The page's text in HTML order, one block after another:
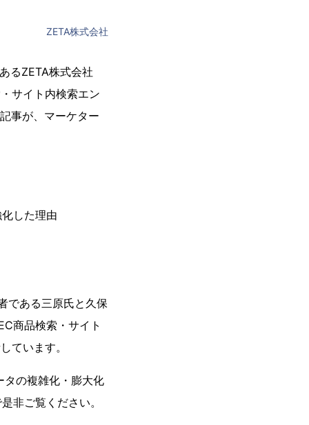
ZETA株式会社
るZETA株式会社
サイト内検索エン
事が、マーケター
した理由
である三原氏と久保
商品検索・サイト
ています。
の複雑化・膨大化
非ご覧ください。